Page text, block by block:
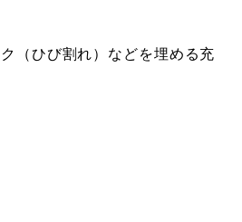
（ひび割れ）などを埋める充